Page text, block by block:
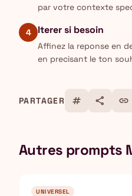
par votre contexte
4 Iterer si besoin
Affinez la reponse en
en precisant le ton
PARTAGER tag share link
Autres prompts
UNIVERSEL